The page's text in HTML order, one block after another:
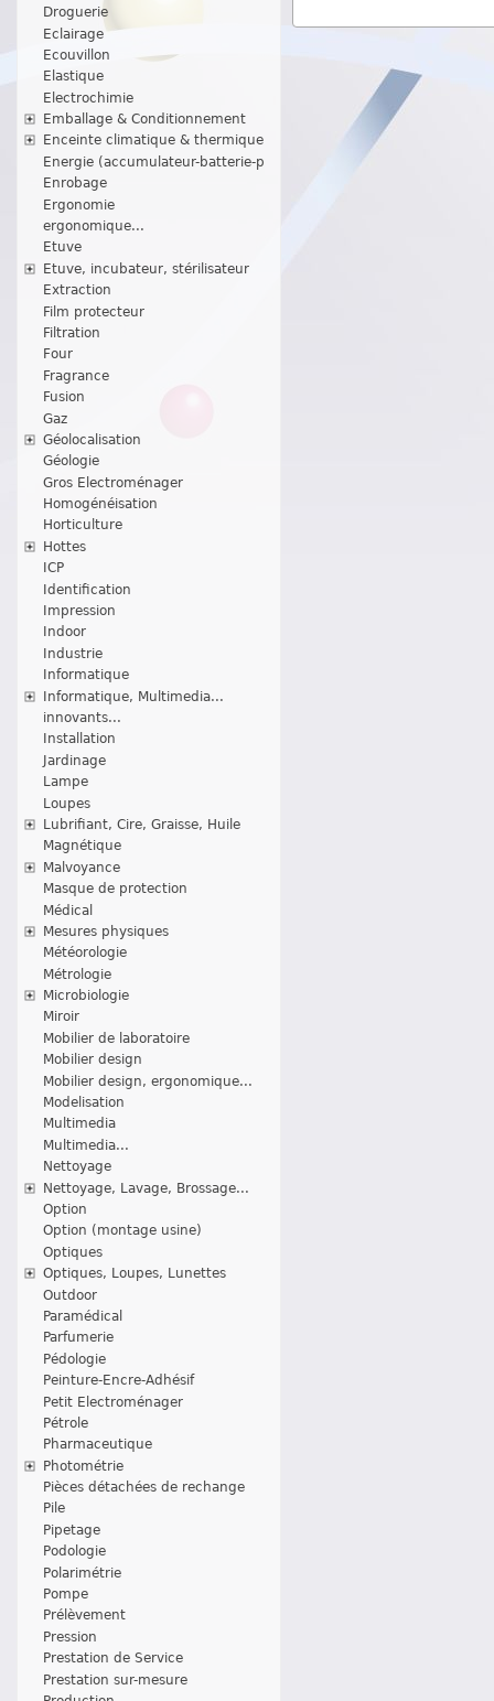
Droguerie
Eclairage
Ecouvillon
Elastique
Electrochimie
Emballage & Conditionnement
Enceinte climatique & thermique
Energie (accumulateur-batterie-p
Enrobage
Ergonomie
ergonomique...
Etuve
Etuve, incubateur, stérilisateur
Extraction
Film protecteur
Filtration
Four
Fragrance
Fusion
Gaz
Géolocalisation
Géologie
Gros Electroménager
Homogénéisation
Horticulture
Hottes
ICP
Identification
Impression
Indoor
Industrie
Informatique
Informatique, Multimedia...
innovants...
Installation
Jardinage
Lampe
Loupes
Lubrifiant, Cire, Graisse, Huile
Magnétique
Malvoyance
Masque de protection
Médical
Mesures physiques
Météorologie
Métrologie
Microbiologie
Miroir
Mobilier de laboratoire
Mobilier design
Mobilier design, ergonomique...
Modelisation
Multimedia
Multimedia...
Nettoyage
Nettoyage, Lavage, Brossage...
Option
Option (montage usine)
Optiques
Optiques, Loupes, Lunettes
Outdoor
Paramédical
Parfumerie
Pédologie
Peinture-Encre-Adhésif
Petit Electroménager
Pétrole
Pharmaceutique
Photométrie
Pièces détachées de rechange
Pile
Pipetage
Podologie
Polarimétrie
Pompe
Prélèvement
Pression
Prestation de Service
Prestation sur-mesure